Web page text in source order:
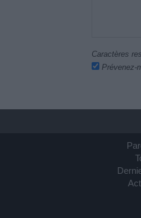
Caractères
Prévenez-